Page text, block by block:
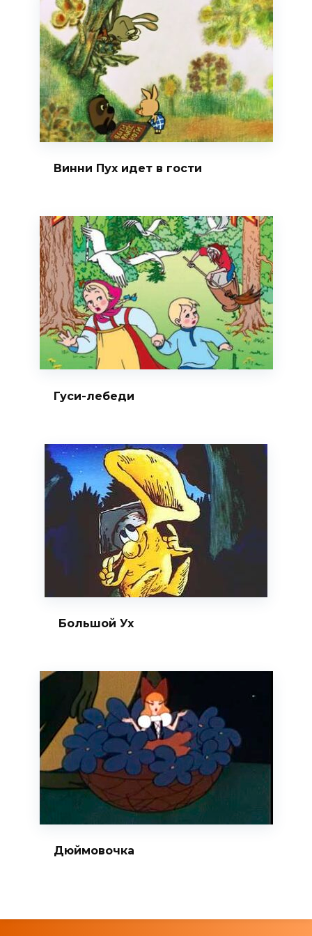
Винни Пух идет в гости
Гуси-лебеди
Большой Ух
Дюймовочка